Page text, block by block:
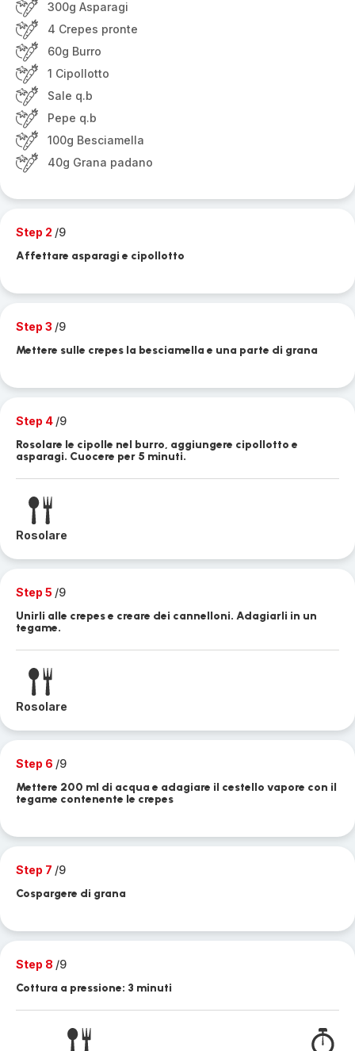
300g Asparagi
4 Crepes pronte
60g Burro
1 Cipollotto
Sale q.b
Pepe q.b
100g Besciamella
40g Grana padano
Step 2 /9
Affettare asparagi e cipollotto
Step 3 /9
Mettere sulle crepes la besciamella e una parte di grana
Step 4 /9
Rosolare le cipolle nel burro, aggiungere cipollotto e
asparagi. Cuocere per 5 minuti.
Rosolare
Step 5 /9
Unirli alle crepes e creare dei cannelloni. Adagiarli in un
tegame.
Rosolare
Step 6 /9
Mettere 200 ml di acqua e adagiare il cestello vapore con il
tegame contenente le crepes
Step 7 /9
Cospargere di grana
Step 8 /9
Cottura a pressione: 3 minuti